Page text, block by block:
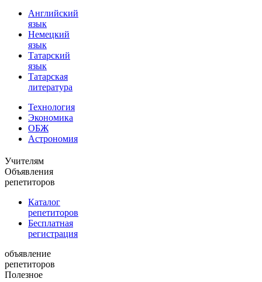
Английский
язык
Немецкий
язык
Татарский
язык
Татарская
литература
Технология
Экономика
ОБЖ
Астрономия
Учителям
Объявления
репетиторов
Каталог
репетиторов
Бесплатная
регистрация
объявление
репетиторов
Полезное